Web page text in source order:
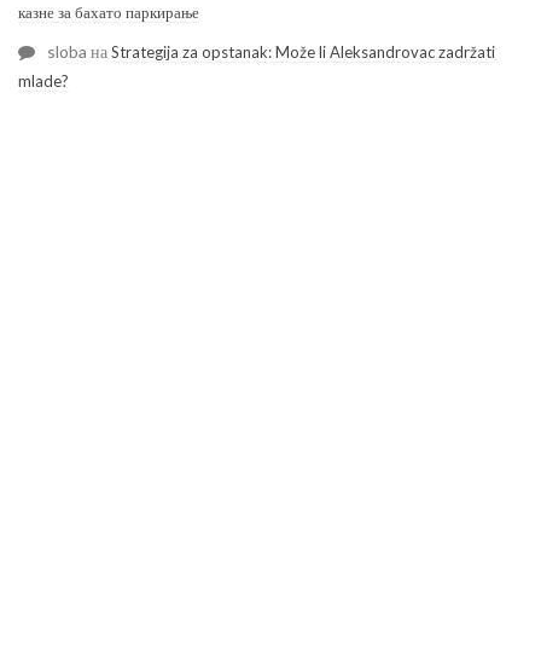
казне за бахато паркирање
sloba наStrategija za opstanak: Može li Aleksandrovac zadržati
mlade?